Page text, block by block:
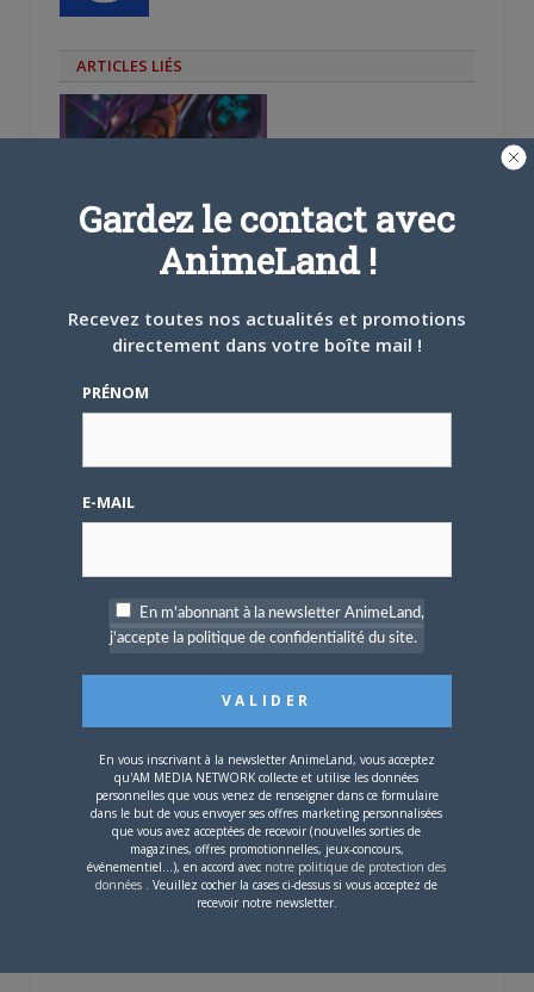
ARTICLES LIÉS
15 SEPTEMBRE 2025 0
L’AnimeLand n°252 –
Neon Genesis
disponible !
16 DÉCEMBRE 2024
pendant les fêtes !
24 AVRIL 2024 0
L’AnimeLand n°246 –
Berserk est disponible !
Vous devezvous connecterpour laisser un
Gardez le contact avec
AnimeLand !
Recevez toutes nos actualités et promotions
directement dans votre boîte mail !
PRÉNOM
E-MAIL
En m'abonnant à la newsletter AnimeLand,
j'accepte la politique de confidentialité du site.
En vous inscrivant à la newsletter AnimeLand, vous acceptez
qu'AM MEDIA NETWORK collecte et utilise les données
personnelles que vous venez de renseigner dans ce formulaire
dans le but de vous envoyer ses offres marketing personnalisées
que vous avez acceptées de recevoir (nouvelles sorties de
magazines, offres promotionnelles, jeux-concours,
événementiel...), en accord avec notre politique de protection des
données . Veuillez cocher la cases ci-dessus si vous acceptez de
recevoir notre newsletter.